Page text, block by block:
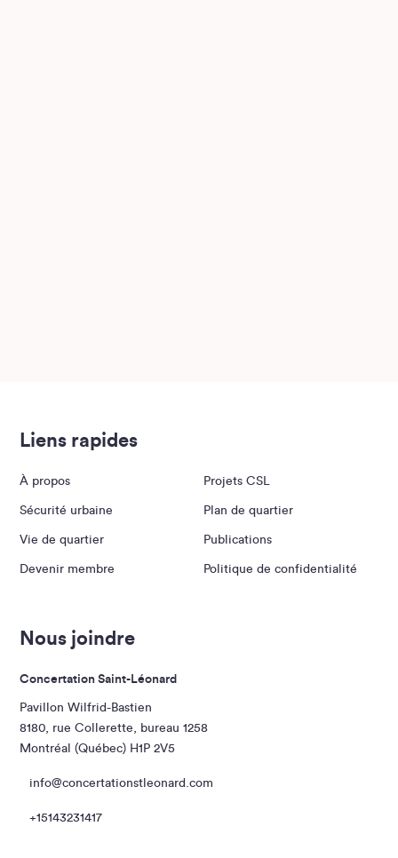
Liens rapides
À propos Projets CSL
Sécurité urbaine Plan de quartier
Vie de quartier Publications
Devenir membre Politique de confidentialité
Nous joindre
Concertation Saint-Léonard
Pavillon Wilfrid-Bastien
8180, rue Collerette, bureau 1258
Montréal (Québec) H1P 2V5
info@concertationstleonard.com
+15143231417